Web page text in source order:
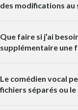
des modifications au
Que faire si j’ai
supplémentaire une
Le comédien vocal
fichiers séparés ou